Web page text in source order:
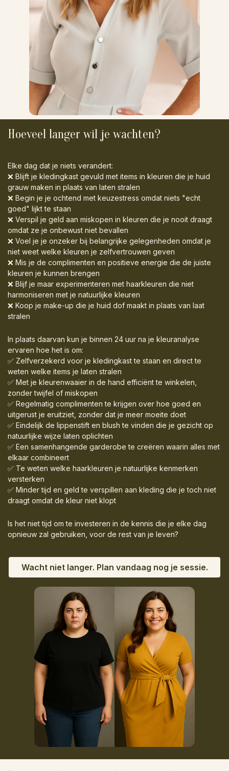
Hoeveel langer wil je wachten?
Elke dag dat je niets verandert:
❌ Blijft je kledingkast gevuld met items in kleuren die je huid
grauw maken in plaats van laten stralen
❌ Begin je je ochtend met keuzestress omdat niets "echt
goed" lijkt te staan
❌ Verspil je geld aan miskopen in kleuren die je nooit draagt
omdat ze je onbewust niet bevallen
❌ Voel je je onzeker bij belangrijke gelegenheden omdat je
niet weet welke kleuren je zelfvertrouwen geven
❌ Mis je de complimenten en positieve energie die de juiste
kleuren je kunnen brengen
❌ Blijf je maar experimenteren met haarkleuren die niet
harmoniseren met je natuurlijke kleuren
❌ Koop je make-up die je huid dof maakt in plaats van laat
stralen
In plaats daarvan kun je binnen 24 uur na je kleuranalyse
ervaren hoe het is om:
✅ Zelfverzekerd voor je kledingkast te staan en direct te
weten welke items je laten stralen
✅ Met je kleurenwaaier in de hand efficiënt te winkelen,
zonder twijfel of miskopen
✅ Regelmatig complimenten te krijgen over hoe goed en
uitgerust je eruitziet, zonder dat je meer moeite doet
✅ Eindelijk de lippenstift en blush te vinden die je gezicht op
natuurlijke wijze laten oplichten
✅ Een samenhangende garderobe te creëren waarin alles met
elkaar combineert
✅ Te weten welke haarkleuren je natuurlijke kenmerken
versterken
✅ Minder tijd en geld te verspillen aan kleding die je toch niet
draagt omdat de kleur niet klopt
Is het niet tijd om te investeren in de kennis die je elke dag
opnieuw zal gebruiken, voor de rest van je leven?
Wacht niet langer. Plan vandaag nog je sessie.